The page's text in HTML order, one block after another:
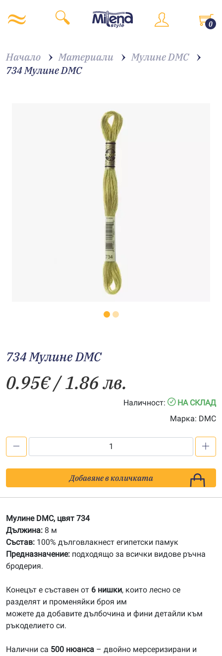
0
Начало Материали
Мулине DMC
734 Мулине DMC
734 Мулине DMC
0.95€/ 1.86 лв.
Наличност:
НА СКЛАД
Марка: DMC
Мулине
DMC
Добавяне в количката
Мулине DMC, цвят 734
Дължина: 8 м
Състав: 100% дълговлакнест египетски памук
Предназначение: подходящо за всички видове ръчна
бродерия.
Конецът е съставен от 6 нишки, които лесно се
разделят и променяйки броя им
можете да добавите дълбочина и фини детайли към
ръкоделието си.
Налични са 500 нюанса – двойно мерсеризирани и